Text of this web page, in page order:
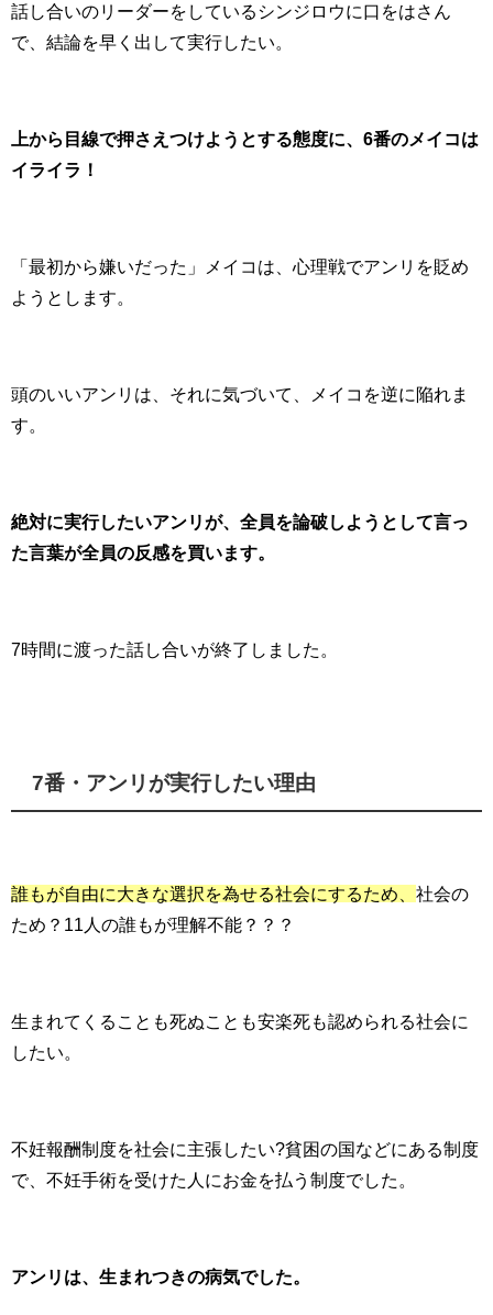
話し合いのリーダーをしているシンジロウに口をはさん
で、結論を早く出して実行したい。
上から目線で押さえつけようとする態度に、6番のメイコは
イライラ！
「最初から嫌いだった」メイコは、心理戦でアンリを貶め
ようとします。
頭のいいアンリは、それに気づいて、メイコを逆に陥れま
す。
絶対に実行したいアンリが、全員を論破しようとして言っ
た言葉が全員の反感を買います。
7時間に渡った話し合いが終了しました。
7番・アンリが実行したい理由
誰もが自由に大きな選択を為せる社会にするため、 社会の
ため？11人の誰もが理解不能？？？
生まれてくることも死ぬことも安楽死も認められる社会に
したい。
不妊報酬制度を社会に主張したい?貧困の国などにある制度
で、不妊手術を受けた人にお金を払う制度でした。
アンリは、生まれつきの病気でした。